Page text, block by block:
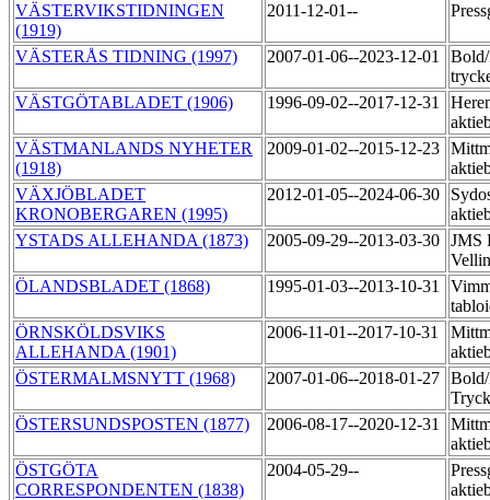
VÄSTERVIKSTIDNINGEN
(1919)
2011-12-01--
VÄSTERÅS TIDNING (1997) 2007-01-06--2023-12-01
VÄSTGÖTABLADET (1906)
1996-09-02--2017-12-31
VÄSTMANLANDS NYHETER
(1918)
2009-01-02--2015-12-23
VÄXJÖBLADET
KRONOBERGAREN (1995)
2012-01-05--2024-06-30
YSTADS ALLEHANDA (1873)
2005-09-29--2013-03-30 JMS
ÖLANDSBLADET (1868)
1995-01-03--2013-10-31
ÖRNSKÖLDSVIKS
ALLEHANDA (1901)
2006-11-01--2017-10-31
ÖSTERMALMSNYTT (1968)
2007-01-06--2018-01-27
ÖSTERSUNDSPOSTEN (1877)
2006-08-17--2020-12-31
ÖSTGÖTA
CORRESPONDENTEN (1838)
2004-05-29--